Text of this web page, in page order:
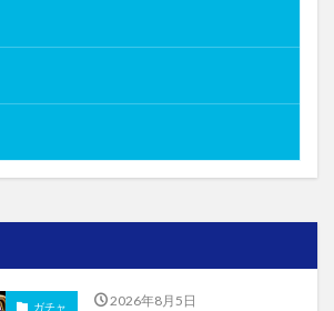
ガチャ 2026年8月5日